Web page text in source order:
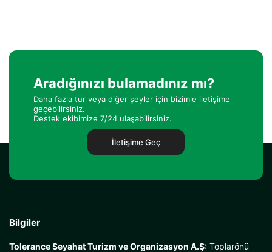
Aradığınızı bulamadınız mı?
Daha fazla tur veya diğer şeyler için bizimle iletişime
geçebilirsiniz.
Destek ekibimize 7/24 ulaşabilirsiniz.
İletişime Geç
Bilgiler
Tolerance Seyahat Turizm ve Organizasyon A.Ş: Toplarönü